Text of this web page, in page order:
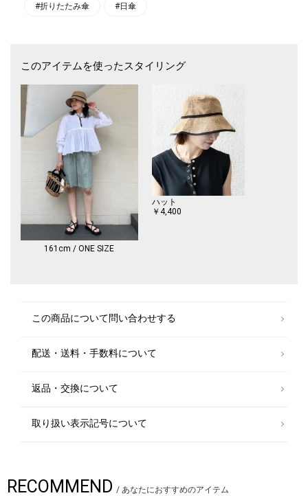
品番：801-12803-102
傘本体の性能を示す数値ではございません。また、生地に施された刺繍・
縫製などのUV加工生地以外の部分もこの限りではございません。
※この製品は、UVカット・遮光・遮熱効果を主な目的とした日傘です。
生地裏面にはPUコーティングを施しており防水効果もありますので、雨
の日でもご使用可能です。デザインによっては完全な防水加工が難しい場
合があり、雨が浸み込むことがございますのでご注意ください。
※降水量が20mm/h以上の場合、漏水や生地に水が浸み込む恐れがござい
ます。また、飾り加工部分（刺繍、パイピング等）は完全な防水はっ水加
工が難しい場合があり、水が浸み込むことがございます。
※屋外での撮影画像は、光の当たり具合で色味が多少異なって見える場合
があります。商品の色味は、スタジオでの詳細画像をご参照ください。
※末永く愛用頂く為に、アテンションタグ・洗濯ネームを必ずご確認の
上、着用又はお取り扱い下さい。
#折りたたみ傘 #日傘
このアイテムを使ったスタイリング
161cm / ONE SIZE
ハット
￥4,400
この商品について問い合わせする
配送・送料・手数料について
返品・交換について
取り扱い表示記号について
RECOMMEND / あなたにおすすめのアイテム